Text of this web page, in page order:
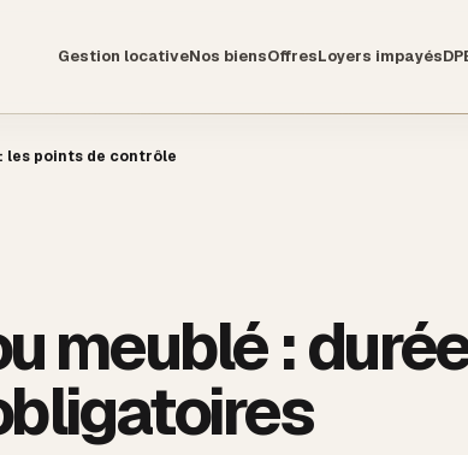
Gestion locativeNos biensOffresLoyers impayés
les points de contrôle
meublé :